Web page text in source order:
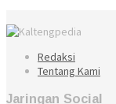
Redaksi
Tentang Kami
Jaringan Social